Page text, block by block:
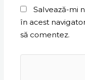
Salvează-mi
în acest
să comentez.